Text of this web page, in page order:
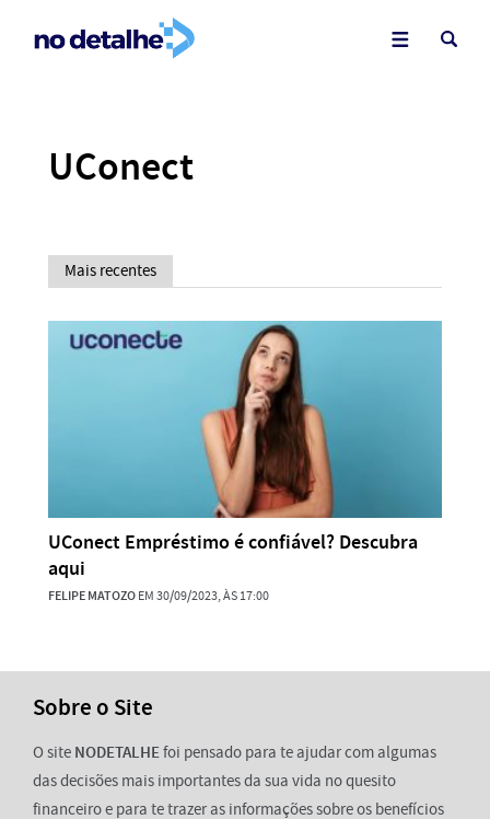
UConect
Mais recentes
UConect Empréstimo é confiável? Descubra
aqui
FELIPE MATOZOEM 30/09/2023, ÀS 17:00
Sobre o Site
O site NODETALHEfoi pensado para te ajudar com algumas
das decisões mais importantes da sua vida no quesito
financeiro e para te trazer as informações sobre os benefícios